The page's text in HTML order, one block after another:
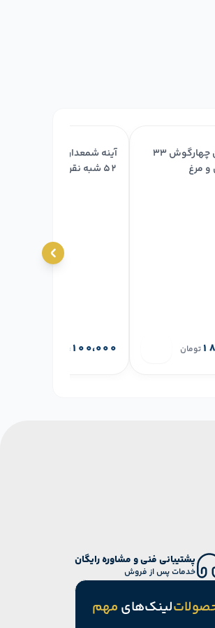
آینه شمعدان چهارگوش ۳۳
و مرغ
تومان
آینه شمعدان چهارگوش
۵۲ شبه نقره قلم اسلیمی
۲۵،۱۰۰،۰۰۰
پشتیبانی فنی و مشاوره رایگان
خدمات پس از فروش
لینک‌های مهم